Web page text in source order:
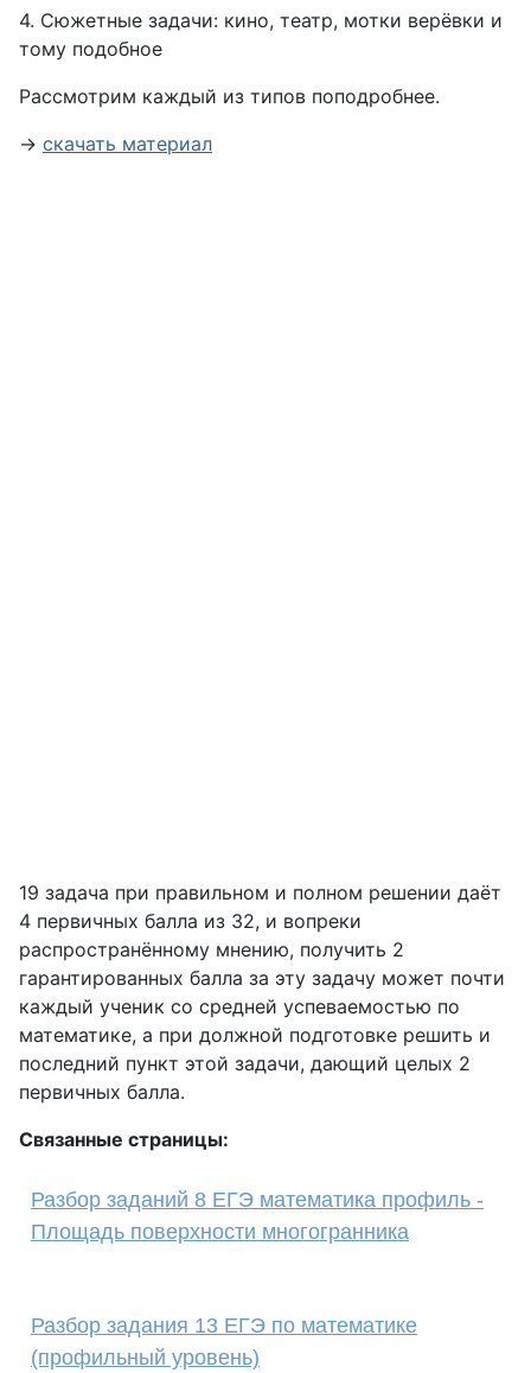
4. Сюжетные задачи: кино, театр, мотки верёвки и
тому подобное
Рассмотрим каждый из типов поподробнее.
→ скачать материал
19 задача при правильном и полном решении даёт
4 первичных балла из 32, и вопреки
распространённому мнению, получить 2
гарантированных балла за эту задачу может почти
каждый ученик со средней успеваемостью по
математике, а при должной подготовке решить и
последний пункт этой задачи, дающий целых 2
первичных балла.
Связанные страницы:
Разбор заданий 8 ЕГЭ математика профиль -
Площадь поверхности многогранника
Разбор задания 13 ЕГЭ по математике
(профильный уровень)